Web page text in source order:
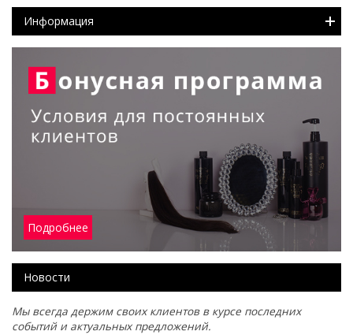
Информация
Подробнее
Новости
Мы всегда держим своих клиентов в курсе последних
событий и актуальных предложений.